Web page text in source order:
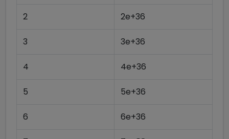
2 2e+36
3 3e+36
4 4e+36
5 5e+36
6 6e+36